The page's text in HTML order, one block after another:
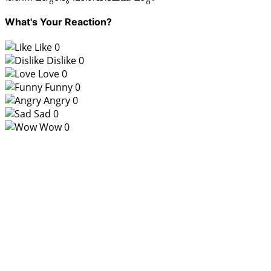
What's Your Reaction?
Like0
Dislike0
Love0
Funny0
Angry0
Sad 0
Wow0